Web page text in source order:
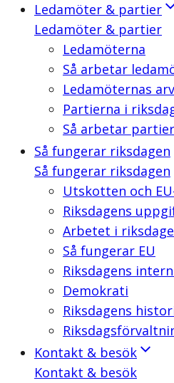
Ledamöter & partier
Ledamöter & partier
Ledamöterna
Så arbetar
Ledamöternas
Partierna i
Så arbetar
Så fungerar riksdagen
Så fungerar riksdagen
Utskotten och
Riksdagens
Arbetet i
Så fungerar EU
Riksdagens
Demokrati
Riksdagens
Kontakt & besök
Kontakt & besök